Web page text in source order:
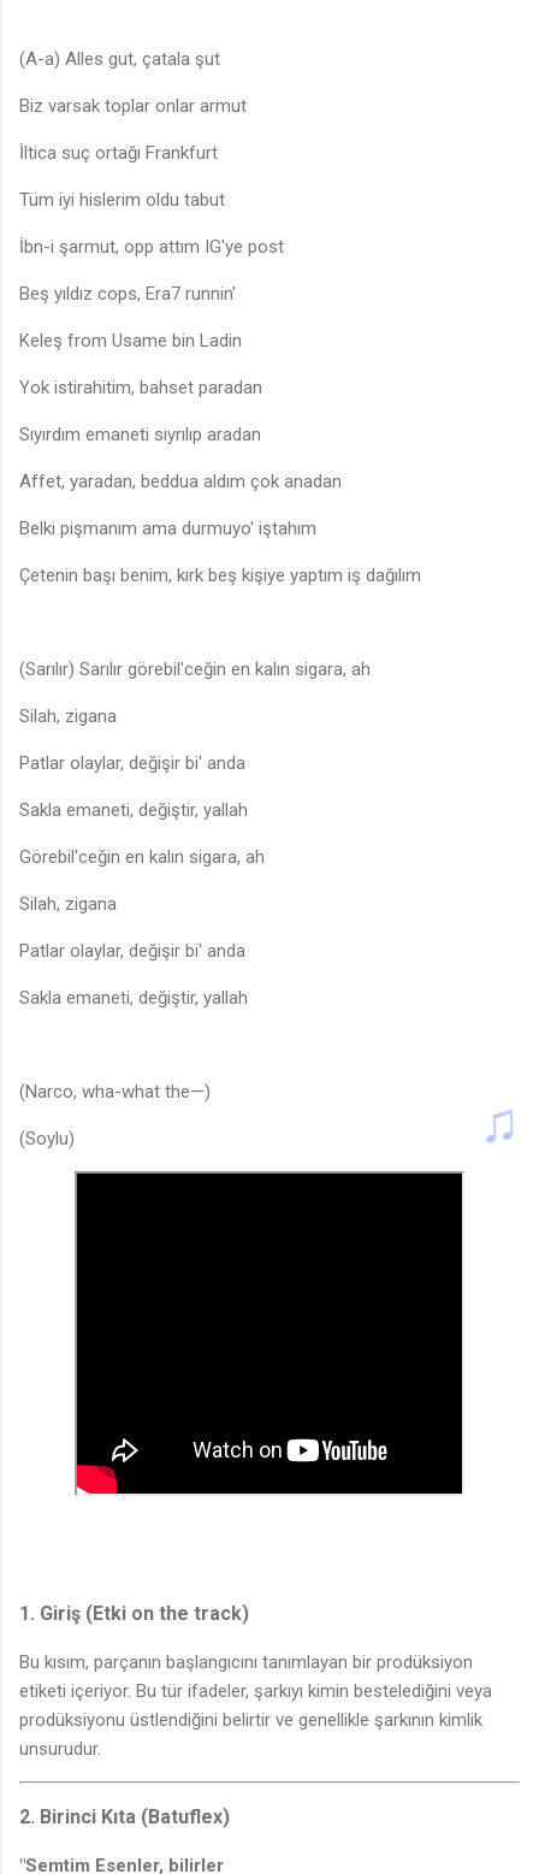
(A-a) Alles gut, çatala şut
Biz varsak toplar onlar armut
İltica suç ortağı Frankfurt
Tüm iyi hislerim oldu tabut
İbn-i şarmut, opp attım IG'ye post
Beş yıldız cops, Era7 runnin'
Keleş from Usame bin Ladin
Yok istirahitim, bahset paradan
Sıyırdım emaneti sıyrılıp aradan
Affet, yaradan, beddua aldım çok anadan
Belki pişmanım ama durmuyo' iştahım
Çetenin başı benim, kırk beş kişiye yaptım iş dağılım
(Sarılır) Sarılır görebil'ceğin en kalın sigara, ah
Silah, zigana
Patlar olaylar, değişir bi' anda
Sakla emaneti, değiştir, yallah
Görebil'ceğin en kalın sigara, ah
Silah, zigana
Patlar olaylar, değişir bi' anda
Sakla emaneti, değiştir, yallah
(Narco, wha-what the—)
(Soylu)
1. Giriş (Etki on the track)
Bu kısım, parçanın başlangıcını tanımlayan bir prodüksiyon
etiketi içeriyor. Bu tür ifadeler, şarkıyı kimin bestelediğini veya
prodüksiyonu üstlendiğini belirtir ve genellikle şarkının kimlik
unsurudur.
2. Birinci Kıta (Batuflex)
"Semtim Esenler, bilirler
♩